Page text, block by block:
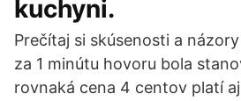
kuchyni.
Prečítaj si skúsenosti a
za 1 minútu hovoru bola
rovnaká cena 4 centov platí